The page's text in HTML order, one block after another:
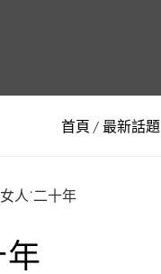
首頁 / 最新話題
人˙二十年
年